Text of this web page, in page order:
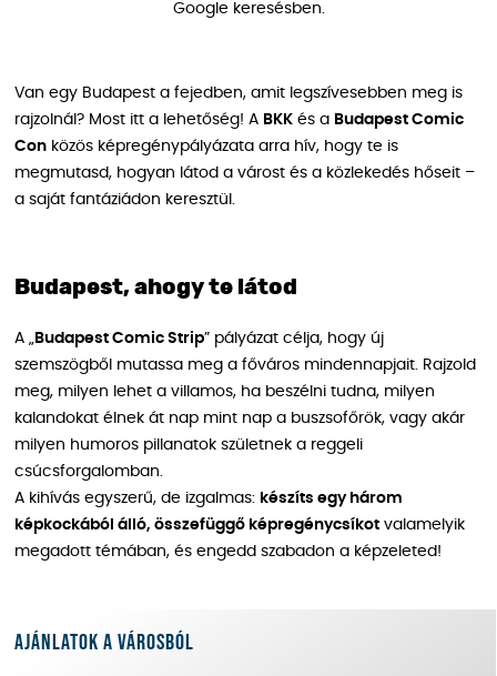
Google keresésben.
Van egy Budapest a fejedben, amit legszívesebben meg is
rajzolnál? Most itt a lehetőség! A BKK és a Budapest Comic
Con közös képregénypályázata arra hív, hogy te is
megmutasd, hogyan látod a várost és a közlekedés hőseit –
a saját fantáziádon keresztül.
Budapest, ahogy te látod
A „ Budapest Comic Strip” pályázat célja, hogy új
szemszögből mutassa meg a főváros mindennapjait. Rajzold
meg, milyen lehet a villamos, ha beszélni tudna, milyen
kalandokat élnek át nap mint nap a buszsofőrök, vagy akár
milyen humoros pillanatok születnek a reggeli
csúcsforgalomban.
A kihívás egyszerű, de izgalmas: készíts egy három
képkockából álló, összefüggő képregénycsíkot valamelyik
megadott témában, és engedd szabadon a képzeleted!
Ajánlatok a városból